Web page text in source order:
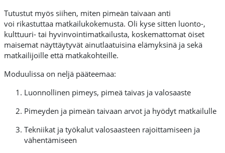
Tutustut myös siihen, miten pimeän taivaan anti
voi rikastuttaa matkailukokemusta. Oli kyse sitten luonto-,
kulttuuri- tai hyvinvointimatkailusta, koskemattomat öiset
maisemat näyttäytyvät ainutlaatuisina elämyksinä ja sekä
matkailijoille että matkakohteille.
Moduulissa on neljä pääteemaa:
Luonnollinen pimeys, pimeä taivas ja valosaaste
Pimeyden ja pimeän taivaan arvot ja hyödyt matkailulle
Tekniikat ja työkalut valosaasteen rajoittamiseen ja
vähentämiseen